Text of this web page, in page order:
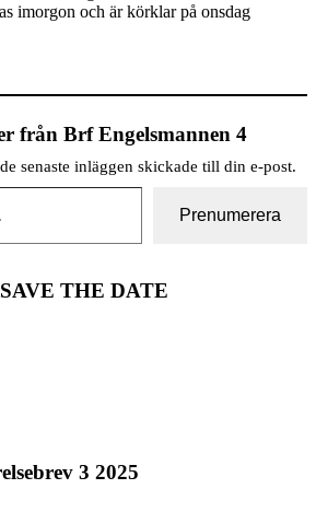
imorgon och är körklar på onsdag
från Brf Engelsmannen 4
senaste inläggen skickade till din e-post.
Prenumerera
SAVE THE DATE
3 2025